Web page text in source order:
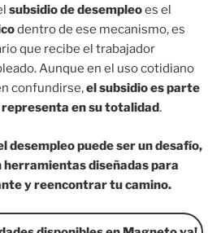
subsidio de desempleoes el
dentro de ese mecanismo, es
que recibe el trabajador
Aunque en el uso cotidiano
confundirse,el subsidio es parte
en su totalidad.
desempleo puede ser un desafío,
herramientas diseñadas para
y reencontrar tu camino.